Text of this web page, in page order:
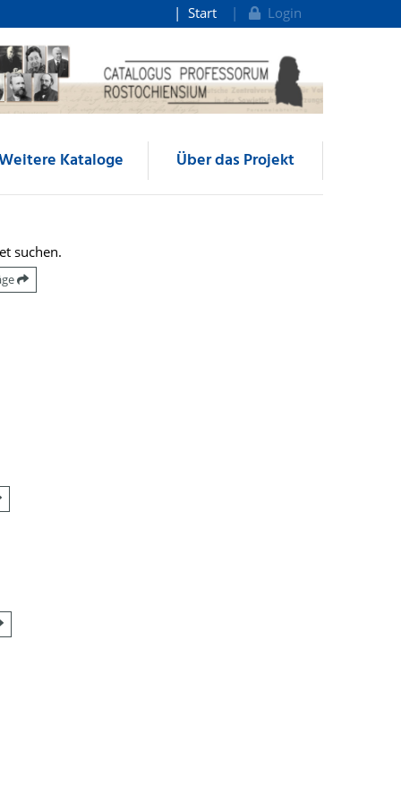
Start Login
Kataloge Über das Projekt
suchen.